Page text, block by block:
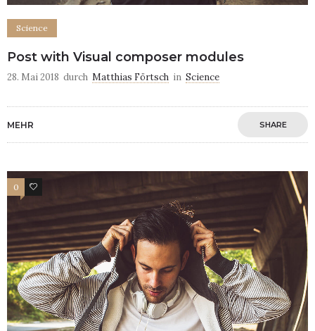
Science
Post with Visual composer modules
28. Mai 2018 durch Matthias Förtsch in Science
MEHR SHARE
0 7